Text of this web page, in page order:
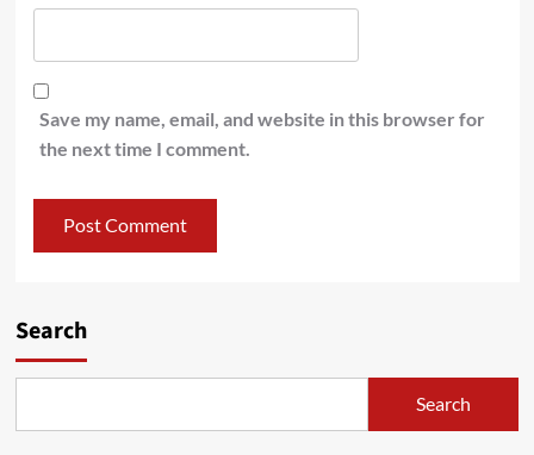
Save my name, email, and website in this browser for
the next time I comment.
Search
Search